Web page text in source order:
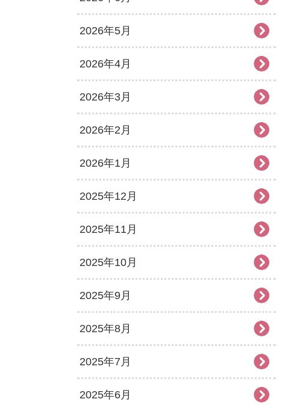
2026年5月
2026年4月
2026年3月
2026年2月
2026年1月
2025年12月
2025年11月
2025年10月
2025年9月
2025年8月
2025年7月
2025年6月